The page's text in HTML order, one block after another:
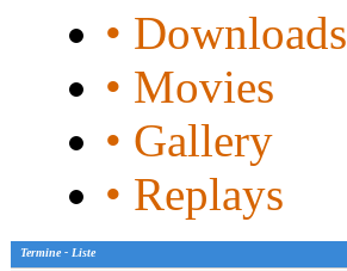
• Downloads
• Movies
• Gallery
• Replays
Termine - Liste